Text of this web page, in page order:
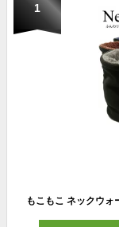
1